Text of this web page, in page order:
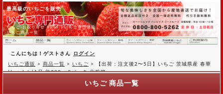
いちご 商品一覧
最高級のいちごを販売
いちご-お取り寄せ ギフト｜いちご専門通販
いちご商品一覧
こんにちは！ゲストさん ログイン
いちご通販 > 商品一覧 > いちご >
【出荷：注文後2〜5日】いちご 茨城県産 春華
(しゅんか)A品 約300g×2パック 化粧箱